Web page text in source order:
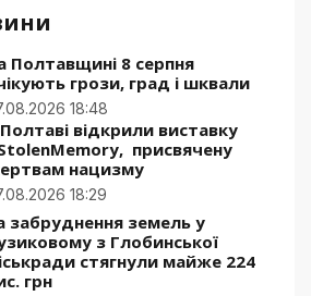
Полтавщині 8 серпня
грози, град і шквали
18:48
відкрили виставку
присвячену
нацизму
18:29
забруднення земель у
з Глобинської
стягнули майже 224
грн